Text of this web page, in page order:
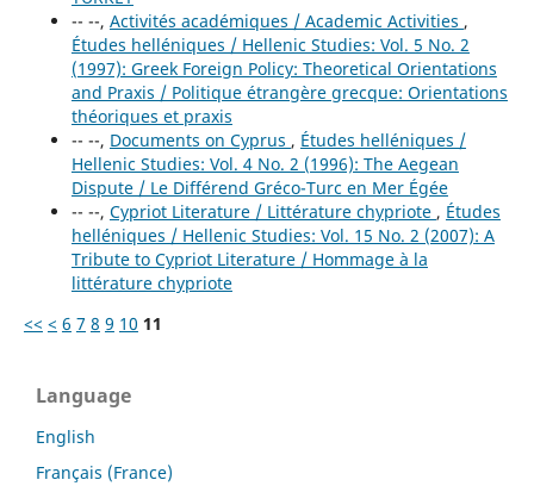
-- --, Activités académiques / Academic Activities ,
Études helléniques / Hellenic Studies: Vol. 5 No. 2
(1997): Greek Foreign Policy: Theoretical Orientations
and Praxis / Politique étrangère grecque: Orientations
théoriques et praxis
-- --, Documents on Cyprus , Études helléniques /
Hellenic Studies: Vol. 4 No. 2 (1996): The Aegean
Dispute / Le Différend Gréco-Turc en Mer Égée
-- --, Cypriot Literature / Littérature chypriote , Études
helléniques / Hellenic Studies: Vol. 15 No. 2 (2007): A
Tribute to Cypriot Literature / Hommage à la
littérature chypriote
<< < 6 7 8 9 10 11
Language
English
Français (France)